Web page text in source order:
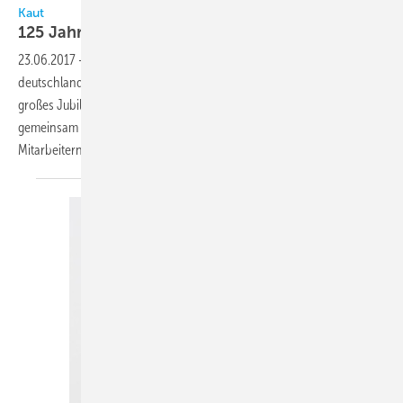
Kaut
125 Jahre "Made in
23.06.2017 -
deutschlandweit bekannt als „The Air Company“, feiert in diesem Jahr
großes Jubiläum. Die Geschäftsführung der vierten Generation blickt
gemeinsam mit Lieferanten, Partnern und aktuell rund 170
Mitarbeitern stolz auf 125 Jahre Firmengeschichte